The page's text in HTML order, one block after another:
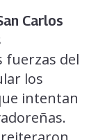
Carlos
fuerzas del
los
intentan